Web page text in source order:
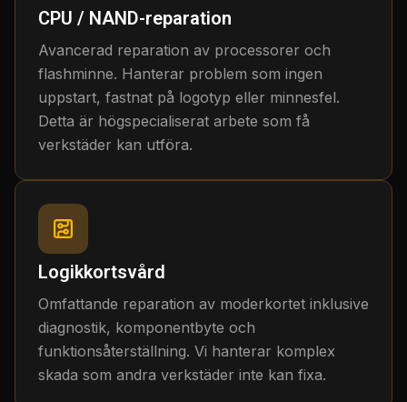
CPU / NAND-reparation
Avancerad reparation av processorer och
flashminne. Hanterar problem som ingen
uppstart, fastnat på logotyp eller minnesfel.
Detta är högspecialiserat arbete som få
verkstäder kan utföra.
Logikkortsvård
Omfattande reparation av moderkortet inklusive
diagnostik, komponentbyte och
funktionsåterställning. Vi hanterar komplex
skada som andra verkstäder inte kan fixa.